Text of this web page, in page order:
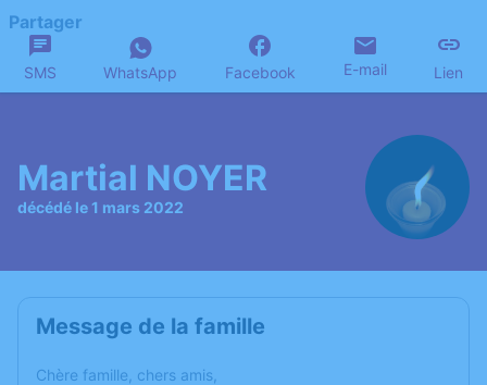
Partager
SMS WhatsApp Facebook E-mail Lien
Martial NOYER
décédé le 1 mars 2022
Message de la famille
Chère famille, chers amis,